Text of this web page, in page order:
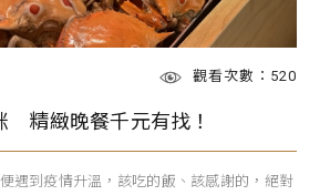
觀看次數：520
精緻晚餐千元有找！
遇到疫情升溫，該吃的飯、該感謝的，絕對